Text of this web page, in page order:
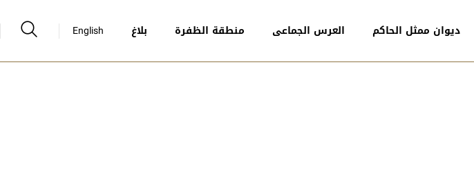
ديوان ممثل الحاكم العرس الجماعى منطقة الظفرة بلاغ English